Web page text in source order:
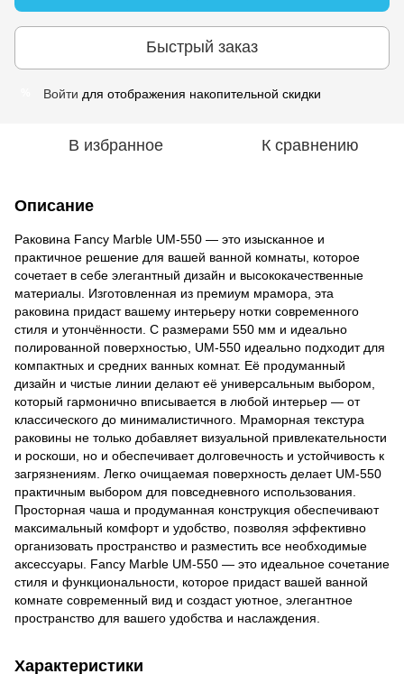
Быстрый заказ
Войти для отображения накопительной скидки
В избранное К сравнению
Описание
Раковина Fancy Marble UM-550 — это изысканное и
практичное решение для вашей ванной комнаты, которое
сочетает в себе элегантный дизайн и высококачественные
материалы. Изготовленная из премиум мрамора, эта
раковина придаст вашему интерьеру нотки современного
стиля и утончённости. С размерами 550 мм и идеально
полированной поверхностью, UM-550 идеально подходит для
компактных и средних ванных комнат. Её продуманный
дизайн и чистые линии делают её универсальным выбором,
который гармонично вписывается в любой интерьер — от
классического до минималистичного. Мраморная текстура
раковины не только добавляет визуальной привлекательности
и роскоши, но и обеспечивает долговечность и устойчивость к
загрязнениям. Легко очищаемая поверхность делает UM-550
практичным выбором для повседневного использования.
Просторная чаша и продуманная конструкция обеспечивают
максимальный комфорт и удобство, позволяя эффективно
организовать пространство и разместить все необходимые
аксессуары. Fancy Marble UM-550 — это идеальное сочетание
стиля и функциональности, которое придаст вашей ванной
комнате современный вид и создаст уютное, элегантное
пространство для вашего удобства и наслаждения.
Характеристики